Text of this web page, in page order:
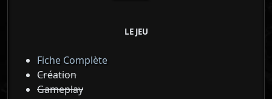
LE JEU
Fiche Complète
Création
Gameplay